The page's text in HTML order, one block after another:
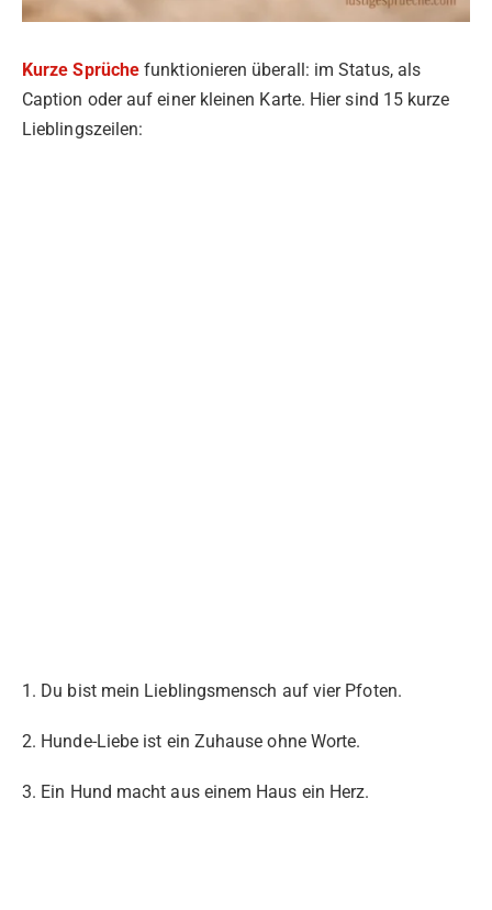
Kurze Sprüche funktionieren überall: im Status, als
Caption oder auf einer kleinen Karte. Hier sind 15 kurze
Lieblingszeilen:
1. Du bist mein Lieblingsmensch auf vier Pfoten.
2. Hunde-Liebe ist ein Zuhause ohne Worte.
3. Ein Hund macht aus einem Haus ein Herz.